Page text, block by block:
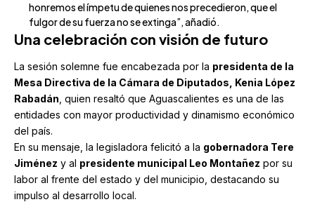
honremos el ímpetu de quienes nos precedieron, que el
fulgor de su fuerza no se extinga”, añadió.
Una celebración con visión de futuro
La sesión solemne fue encabezada por la presidenta de la
Mesa Directiva de la Cámara de Diputados, Kenia López
Rabadán , quien resaltó que Aguascalientes es una de las
entidades con mayor productividad y dinamismo económico
del país.
En su mensaje, la legisladora felicitó a la gobernadora Tere
Jiménez y al presidente municipal Leo Montañez por su
labor al frente del estado y del municipio, destacando su
impulso al desarrollo local.